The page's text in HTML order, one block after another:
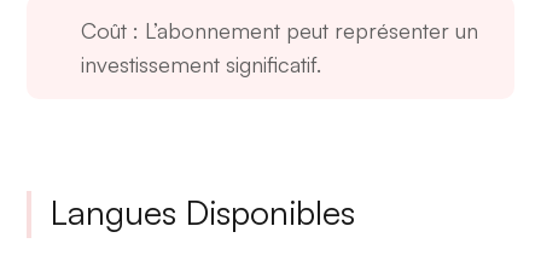
Coût : L’abonnement peut représenter un
investissement significatif.
Langues Disponibles